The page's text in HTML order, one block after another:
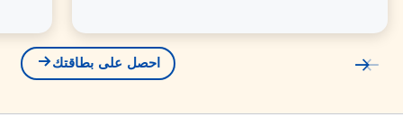
احصل على بطاقتك